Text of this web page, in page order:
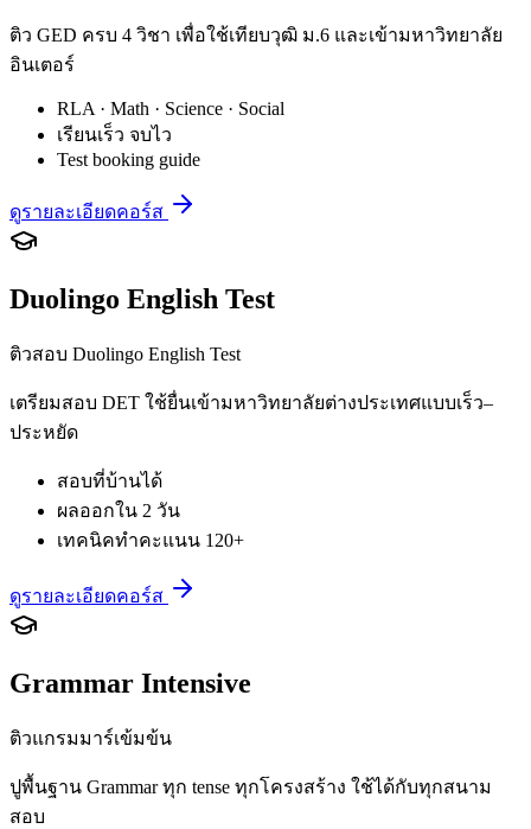
ติว GED ครบ 4 วิชา เพื่อใช้เทียบวุฒิ ม.6 และเข้ามหาวิทยาลัย
อินเตอร์
RLA · Math · Science · Social
เรียนเร็ว จบไว
Test booking guide
ดูรายละเอียดคอร์ส
Duolingo English Test
ติวสอบ Duolingo English Test
เตรียมสอบ DET ใช้ยื่นเข้ามหาวิทยาลัยต่างประเทศแบบเร็ว–
ประหยัด
สอบที่บ้านได้
ผลออกใน 2 วัน
เทคนิคทำคะแนน 120+
ดูรายละเอียดคอร์ส
Grammar Intensive
ติวแกรมมาร์เข้มข้น
ปูพื้นฐาน Grammar ทุก tense ทุกโครงสร้าง ใช้ได้กับทุกสนาม
สอบ